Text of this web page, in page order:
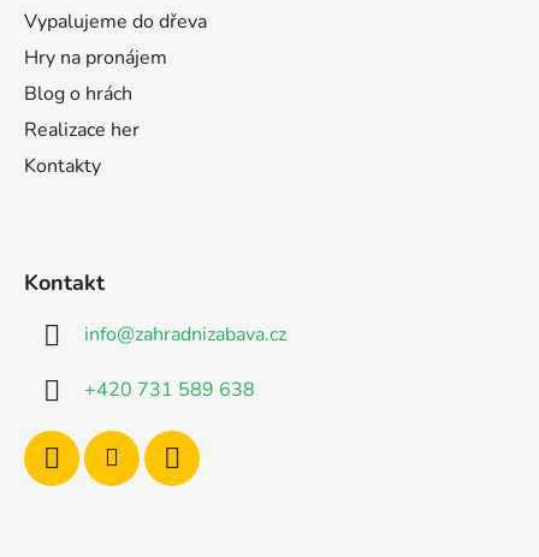
Vypalujeme do dřeva
Hry na pronájem
Blog o hrách
Realizace her
Kontakty
Kontakt
info@zahradnizabava.cz
+420 731 589 638